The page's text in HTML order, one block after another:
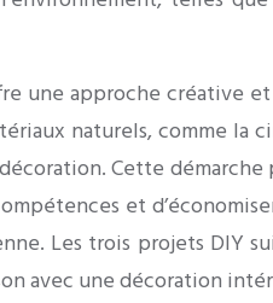
une approche créative
naturels, comme
Cette
et
Les trois projets
avec une décoration